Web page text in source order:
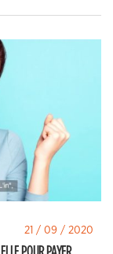
21 / 09 / 2020
POUR PAYER